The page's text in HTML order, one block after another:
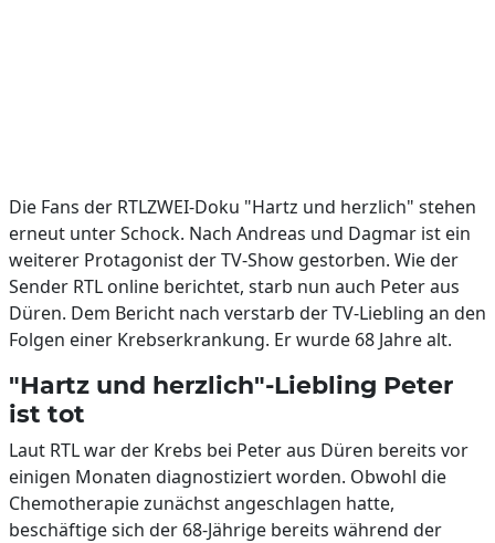
Die Fans der RTLZWEI-Doku "Hartz und herzlich" stehen
erneut unter Schock. Nach Andreas und Dagmar ist ein
weiterer Protagonist der TV-Show gestorben. Wie der
Sender RTL online berichtet, starb nun auch Peter aus
Düren. Dem Bericht nach verstarb der TV-Liebling an den
Folgen einer Krebserkrankung. Er wurde 68 Jahre alt.
"Hartz und herzlich"-Liebling Peter
ist tot
Laut RTL war der Krebs bei Peter aus Düren bereits vor
einigen Monaten diagnostiziert worden. Obwohl die
Chemotherapie zunächst angeschlagen hatte,
beschäftige sich der 68-Jährige bereits während der